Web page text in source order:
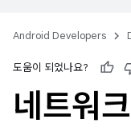
Android Developers
도움이 되었나요?
네트워